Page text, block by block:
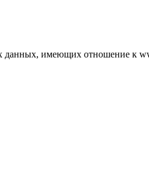
данных, имеющих отношение к